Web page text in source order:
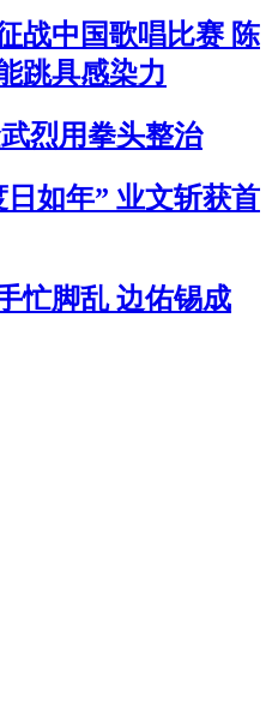
战中国歌唱比赛 陈
跳具感染力
烈用拳头整治
如年” 业文斩获首
忙脚乱 边佑锡成